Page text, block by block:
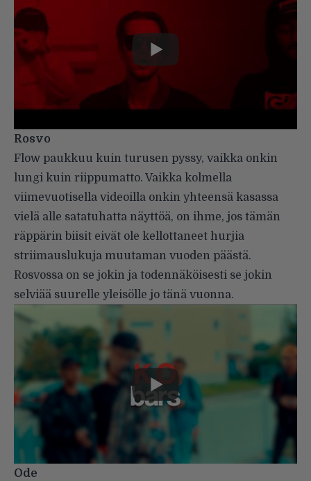
Rosvo
Flow paukkuu kuin turusen pyssy, vaikka onkin
lungi kuin riippumatto. Vaikka kolmella
viimevuotisella videoilla onkin yhteensä kasassa
vielä alle satatuhatta näyttöä, on ihme, jos tämän
räppärin biisit eivät ole kellottaneet hurjia
striimauslukuja muutaman vuoden päästä.
Rosvossa on se jokin ja todennäköisesti se jokin
selviää suurelle yleisölle jo tänä vuonna.
Ode